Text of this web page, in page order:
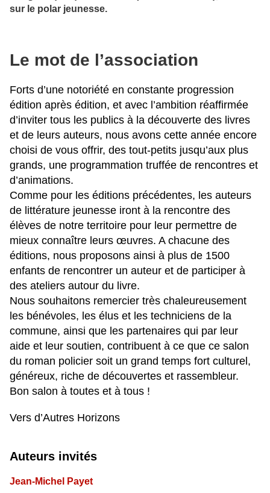
sur le polar jeunesse.
Le mot de l’association
Forts d’une notoriété en constante progression
édition après édition, et avec l’ambition réaffirmée
d’inviter tous les publics à la découverte des livres
et de leurs auteurs, nous avons cette année encore
choisi de vous offrir, des tout-petits jusqu’aux plus
grands, une programmation truffée de rencontres et
d’animations.
Comme pour les éditions précédentes, les auteurs
de littérature jeunesse iront à la rencontre des
élèves de notre territoire pour leur permettre de
mieux connaître leurs œuvres. A chacune des
éditions, nous proposons ainsi à plus de 1500
enfants de rencontrer un auteur et de participer à
des ateliers autour du livre.
Nous souhaitons remercier très chaleureusement
les bénévoles, les élus et les techniciens de la
commune, ainsi que les partenaires qui par leur
aide et leur soutien, contribuent à ce que ce salon
du roman policier soit un grand temps fort culturel,
généreux, riche de découvertes et rassembleur.
Bon salon à toutes et à tous !
Vers d’Autres Horizons
Auteurs invités
Jean-Michel Payet